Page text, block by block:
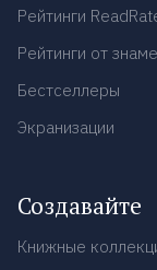
Рейтинги
Рейтинги от
Бестселлеры
Экранизации
Создавайте
Книжные